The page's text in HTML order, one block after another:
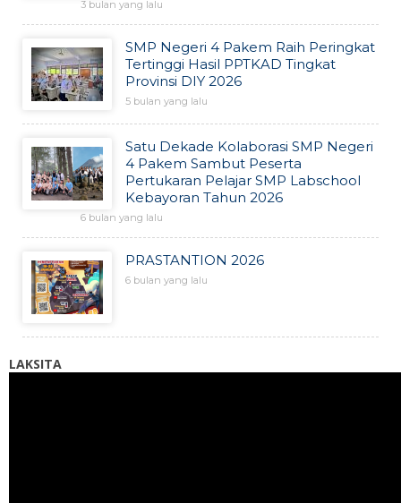
3 bulan yang lalu
SMP Negeri 4 Pakem Raih Peringkat
Tertinggi Hasil PPTKAD Tingkat
Provinsi DIY 2026
5 bulan yang lalu
Satu Dekade Kolaborasi SMP Negeri
4 Pakem Sambut Peserta
Pertukaran Pelajar SMP Labschool
Kebayoran Tahun 2026
6 bulan yang lalu
PRASTANTION 2026
6 bulan yang lalu
LAKSITA